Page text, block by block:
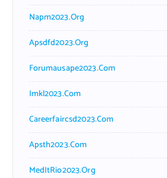
Napm2023.org
Apsdfd2023.org
Forumausape2023.com
Imkl2023.com
Careerfaircsd2023.com
Apsth2023.com
MedItRio2023.org